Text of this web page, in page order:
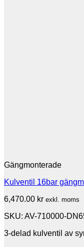
Gängmonterade
Kulventil 16bar
6,470.00 kr exkl. moms
SKU: AV-710000-
3-delad kulventil av